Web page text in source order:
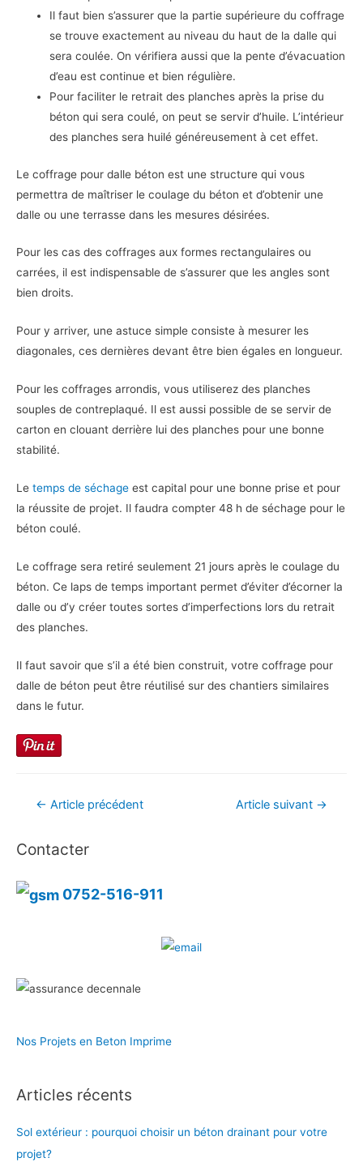
Il faut bien s’assurer que la partie supérieure du coffrage
se trouve exactement au niveau du haut de la dalle qui
sera coulée. On vérifiera aussi que la pente d’évacuation
d’eau est continue et bien régulière.
Pour faciliter le retrait des planches après la prise du
béton qui sera coulé, on peut se servir d’huile. L’intérieur
des planches sera huilé généreusement à cet effet.
Le coffrage pour dalle béton est une structure qui vous
permettra de maîtriser le coulage du béton et d’obtenir une
dalle ou une terrasse dans les mesures désirées.
Pour les cas des coffrages aux formes rectangulaires ou
carrées, il est indispensable de s’assurer que les angles sont
bien droits.
Pour y arriver, une astuce simple consiste à mesurer les
diagonales, ces dernières devant être bien égales en longueur.
Pour les coffrages arrondis, vous utiliserez des planches
souples de contreplaqué. Il est aussi possible de se servir de
carton en clouant derrière lui des planches pour une bonne
stabilité.
Le temps de séchage est capital pour une bonne prise et pour
la réussite de projet. Il faudra compter 48 h de séchage pour le
béton coulé.
Le coffrage sera retiré seulement 21 jours après le coulage du
béton. Ce laps de temps important permet d’éviter d’écorner la
dalle ou d’y créer toutes sortes d’imperfections lors du retrait
des planches.
Il faut savoir que s’il a été bien construit, votre coffrage pour
dalle de béton peut être réutilisé sur des chantiers similaires
dans le futur.
Navigation
l’article
← Article précédent Article suivant →
Contacter
0752-516-911
Nos Projets en Beton Imprime
Articles récents
Sol extérieur : pourquoi choisir un béton drainant pour votre
projet?